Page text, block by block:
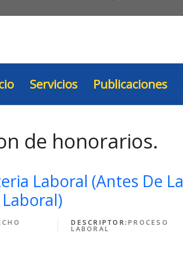
Servicios Publicaciones
de honorarios.
Laboral (Antes De La
DESCRIPTOR: PROCESO
LABORAL